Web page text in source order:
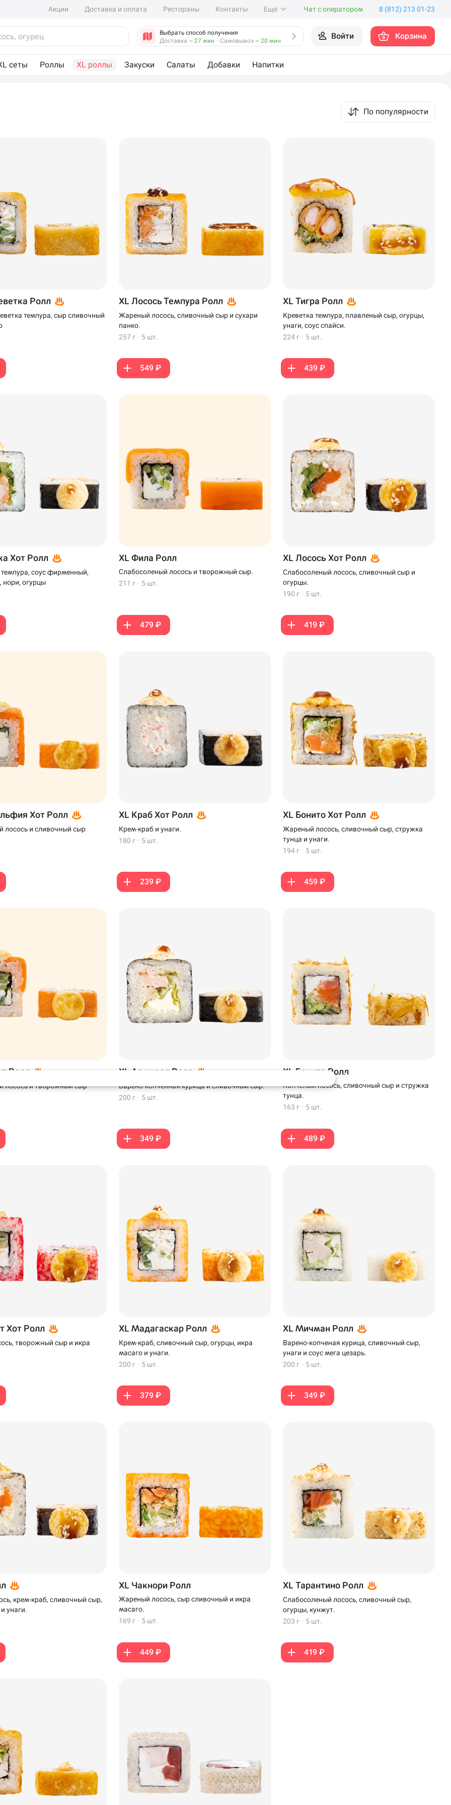
Акции Доставка и оплата Рестораны Контакты Ещё Чат с оператором 8 (812) 213 01-23
Выбрать способ получения
Доставка ~ 27 мин · Самовывоз ~ 20 мин Войти Корзина
сеты Роллы XL роллы Закуски Салаты Добавки Напитки
По популярности
Ролл
темпура, сыр сливочный
XL Лосось Темпура Ролл
Жареный лосось, сливочный сыр и сухари
панко.
257 г · 5 шт.
549 ₽
XL Тигра Ролл
Креветка темпура, плавленый сыр, огурцы,
унаги, соус спайси.
224 г · 5 шт.
439 ₽
Хот Ролл
темпура, соус фирменный,
нори, огурцы
XL Фила Ролл
Слабосоленый лосось и творожный сыр.
211 г · 5 шт.
479 ₽
XL Лосось Хот Ролл
Слабосоленый лосось, сливочный сыр и
огурцы.
190 г · 5 шт.
419 ₽
Хот Ролл
лосось и сливочный сыр
XL Краб Хот Ролл
Крем-краб и унаги.
180 г · 5 шт.
239 ₽
XL Бонито Хот Ролл
Жареный лосось, сливочный сыр, стружка
тунца и унаги.
194 г · 5 шт.
459 ₽
Ролл
лосось и творожный сыр
XL Адмирал Ролл
Варено-копченная курица и сливочный сыр.
200 г · 5 шт.
349 ₽
XL Бонито Ролл
Копченый лосось, сливочный сыр и стружка
тунца.
163 г · 5 шт.
489 ₽
Хот Ролл
творожный сыр и икра
XL Мадагаскар Ролл
Крем-краб, сливочный сыр, огурцы, икра
масаго и унаги.
200 г · 5 шт.
379 ₽
XL Мичман Ролл
Варено-копченая курица, сливочный сыр,
унаги и соус мега цезарь.
200 г · 5 шт.
349 ₽
крем-краб, сливочный сыр,
унаги.
XL Чакнори Ролл
Жареный лосось, сыр сливочный и икра
масаго.
169 г · 5 шт.
449 ₽
XL Тарантино Ролл
Слабосоленый лосось, сливочный сыр,
огурцы, кунжут.
203 г · 5 шт.
419 ₽
Самовывоз